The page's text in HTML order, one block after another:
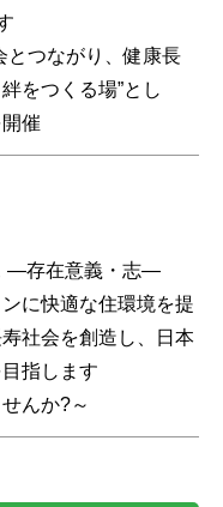
とつながり、健康長
をつくる場”とし
催
―存在意義・志―
に快適な住環境を提
社会を創造し、日本
指します
んか?～